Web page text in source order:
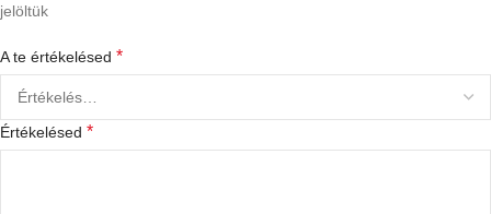
jelöltük
A te értékelésed *
Értékelésed *